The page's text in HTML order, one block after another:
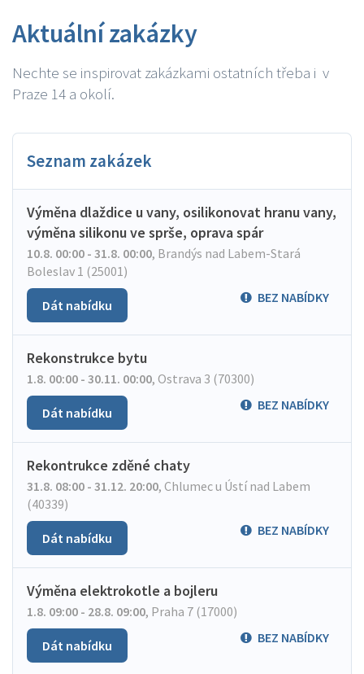
Aktuální zakázky
Nechte se inspirovat zakázkami ostatních třeba i v
Praze 14 a okolí.
Seznam zakázek
Výměna dlaždice u vany, osilikonovat hranu vany,
výměna silikonu ve sprše, oprava spár
10.8. 00:00 - 31.8. 00:00, Brandýs nad Labem-Stará
Boleslav 1 (25001)
BEZ NABÍDKY
Dát nabídku
Rekonstrukce bytu
1.8. 00:00 - 30.11. 00:00, Ostrava 3 (70300)
BEZ NABÍDKY
Dát nabídku
Rekontrukce zděné chaty
31.8. 08:00 - 31.12. 20:00, Chlumec u Ústí nad Labem
(40339)
BEZ NABÍDKY
Dát nabídku
Výměna elektrokotle a bojleru
1.8. 09:00 - 28.8. 09:00, Praha 7 (17000)
BEZ NABÍDKY
Dát nabídku